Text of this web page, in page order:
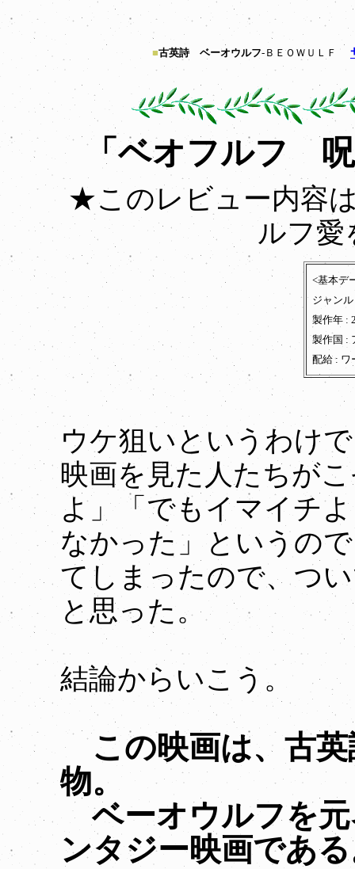
■古英詩 ベーオウルフ-ＢＥＯＷＵＬＦ
「ベオフルフ 呪
★このレビュー内容
ルフ愛
<基本デ
ジャン
製作年 :
製作国 :
配給 : ワ
ウケ狙いというわけ
映画を見た人たちが
よ」「でもイマイチ
なかった」というの
てしまったので、つ
と思った。
結論からいこう。
この映画は、古英
物。
ベーオウルフを元
ンタジー映画であ